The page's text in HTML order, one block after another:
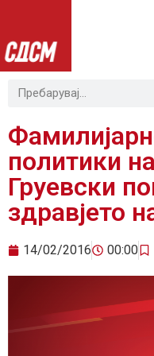
политики
Груевски
здравјето
14/02/2016 00:00